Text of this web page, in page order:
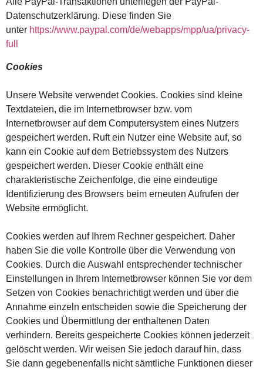
Datenschutzerklärung. Diese finden Sie
unter https://www.paypal.com/de/webapps/mpp/ua/privacy-
full
Cookies
Unsere Website verwendet Cookies. Cookies sind kleine
Textdateien, die im Internetbrowser bzw. vom
Internetbrowser auf dem Computersystem eines Nutzers
gespeichert werden. Ruft ein Nutzer eine Website auf, so
kann ein Cookie auf dem Betriebssystem des Nutzers
gespeichert werden. Dieser Cookie enthält eine
charakteristische Zeichenfolge, die eine eindeutige
Identifizierung des Browsers beim erneuten Aufrufen der
Website ermöglicht.
Cookies werden auf Ihrem Rechner gespeichert. Daher
haben Sie die volle Kontrolle über die Verwendung von
Cookies. Durch die Auswahl entsprechender technischer
Einstellungen in Ihrem Internetbrowser können Sie vor dem
Setzen von Cookies benachrichtigt werden und über die
Annahme einzeln entscheiden sowie die Speicherung der
Cookies und Übermittlung der enthaltenen Daten
verhindern. Bereits gespeicherte Cookies können jederzeit
gelöscht werden. Wir weisen Sie jedoch darauf hin, dass
Sie dann gegebenenfalls nicht sämtliche Funktionen dieser